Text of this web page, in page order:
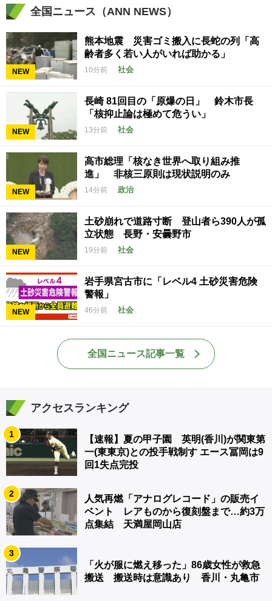
全国ニュース（ANN NEWS）
NEW
熊本地震 災害ゴミ搬入に長蛇の列「高
齢者多く若い人がいれば助かる」
10分前 社会
NEW
長崎 81回目の「原爆の日」 鈴木市長
「核抑止論は極めて危うい」
13分前 社会
NEW
高市総理「核なき世界へ取り組み推
進」 非核三原則は現状説明のみ
14分前 政治
NEW
土砂崩れで道路寸断 登山者ら390人が孤
立状態 長野・安曇野市
19分前 社会
NEW
岩手県宮古市に「レベル4 土砂災害危険
警報」
46分前 社会
全国ニュース記事一覧
アクセスランキング
1
【速報】夏の甲子園 英明(香川)が関東第
一(東東京)との投手戦制す エース冨岡は9
回1失点完投
2
人気再燃「アナログレコード」の販売イ
ベント レアものから復刻盤まで…約3万
点集結 天満屋岡山店
3
「火が服に燃え移った」86歳女性が救急
搬送 搬送時は意識あり 香川・丸亀市